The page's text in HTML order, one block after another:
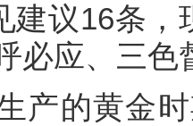
建议16条
必应、三
产的黄金